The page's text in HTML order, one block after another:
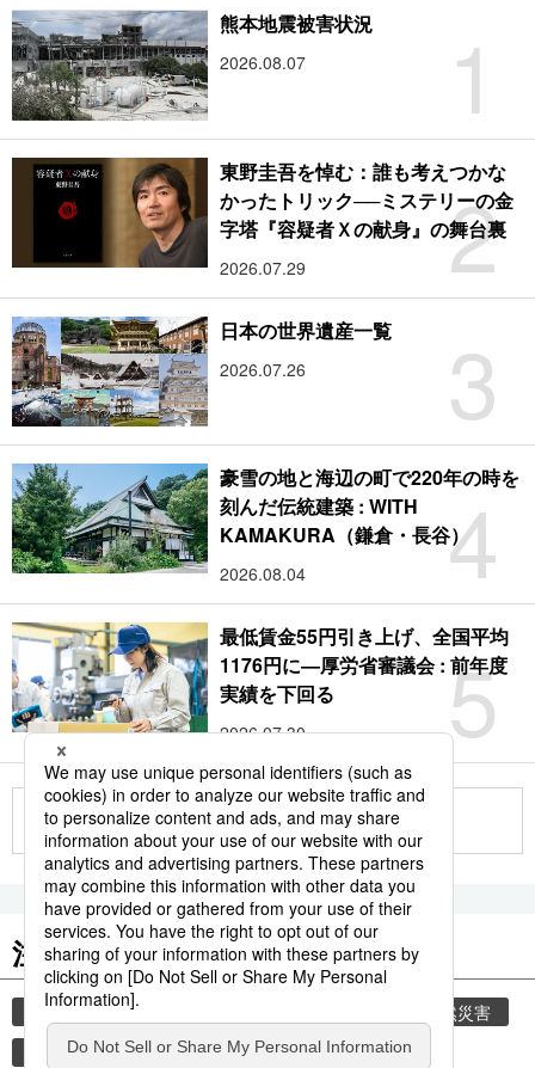
1
熊本地震被害状況
2026.08.07
2
東野圭吾を悼む：誰も考えつかな
かったトリック──ミステリーの金
字塔『容疑者Ｘの献身』の舞台裏
2026.07.29
3
日本の世界遺産一覧
2026.07.26
4
豪雪の地と海辺の町で220年の時を
刻んだ伝統建築 : WITH
KAMAKURA（鎌倉・長谷）
2026.08.04
5
最低賃金55円引き上げ、全国平均
1176円に―厚労省審議会 : 前年度
実績を下回る
2026.07.30
もっと見る
注目のキーワード
共同通信ニュース
自然災害
避難所
時事通信ニュース 旅 観光